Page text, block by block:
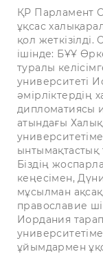
ҚР Парламент
ұқсас
қол
ішінде: БҰҰ
туралы
университеті
әмірліктердің
дипломатиясы
атындағы
Біздің
кеңесімен,
мұсылман
православие
Иордания
ұйымдармен